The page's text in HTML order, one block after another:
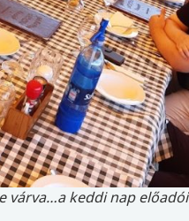
várva…a keddi nap előadói